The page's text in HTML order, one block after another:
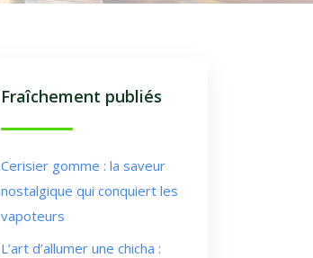
Fraîchement publiés
Cerisier gomme : la saveur
nostalgique qui conquiert les
vapoteurs
L’art d’allumer une chicha :